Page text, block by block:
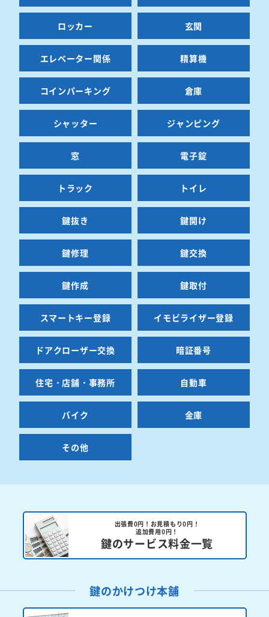
ロッカー 玄関
エレベーター関係 精算機
コインパーキング 倉庫
シャッター ジャンピング
窓 電子錠
トラック トイレ
鍵抜き 鍵開け
鍵修理 鍵交換
鍵作成 鍵取付
スマートキー登録 イモビライザー登録
ドアクローザー交換 暗証番号
住宅・店舗・事務所 自動車
バイク 金庫
その他
出張費0円！お見積もり0円！
追加費用0円！
鍵のサービス料金一覧
鍵のかけつけ本舗